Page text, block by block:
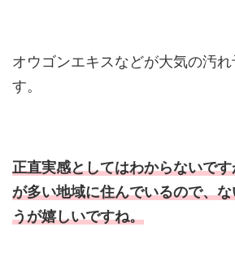
オウゴンエキスなどが大気の汚
す。
正直実感としてはわからないで
が多い地域に住んでいるので、
うが嬉しいですね。